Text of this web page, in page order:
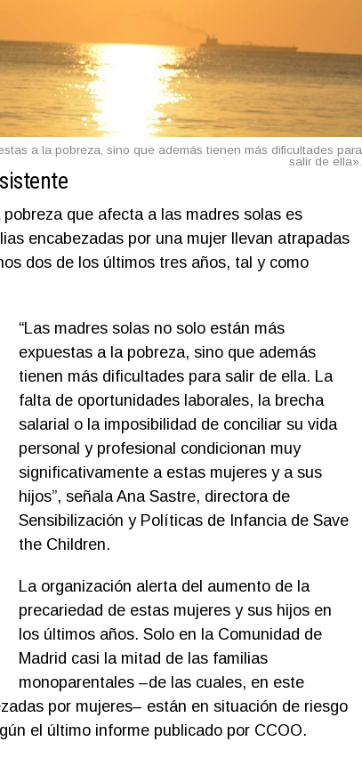
a la pobreza, sino que además tienen más dificultades para
salir de ella».
que afecta a las madres solas es
encabezadas por una mujer llevan atrapadas
dos de los últimos tres años, tal y como
“Las madres solas no solo están más
expuestas a la pobreza, sino que además
tienen más dificultades para salir de ella. La
falta de oportunidades laborales, la brecha
salarial o la imposibilidad de conciliar su vida
personal y profesional condicionan muy
significativamente a estas mujeres y a sus
hijos”, señala Ana Sastre, directora de
Sensibilización y Políticas de Infancia de Save
the Children.
La organización alerta del aumento de la
precariedad de estas mujeres y sus hijos en
los últimos años. Solo en la Comunidad de
Madrid casi la mitad de las familias
monoparentales –de las cuales, en este
por mujeres– están en situación de riesgo
el último informe publicado por CCOO.